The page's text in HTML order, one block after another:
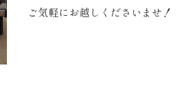
ご気軽にお越しくださいませ！